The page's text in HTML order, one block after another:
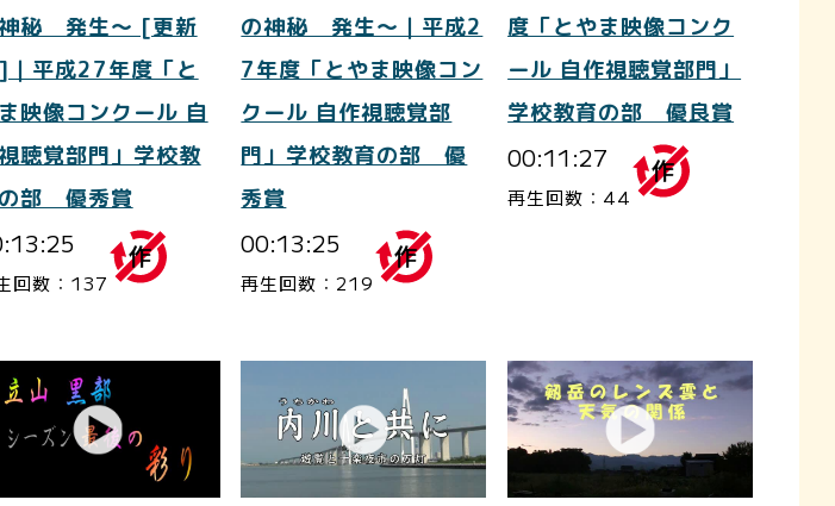
秘 発生～ [更新
｜平成27年度「と
映像コンクール 自
聴覚部門」学校教
部 優秀賞
回数：137
の神秘 発生～｜平成2
7年度「とやま映像コン
クール 自作視聴覚部
門」学校教育の部 優
秀賞
00:13:25
再生回数：219
度「とやま映像コンク
ール 自作視聴覚部門」
学校教育の部 優良賞
00:11:27
再生回数：44